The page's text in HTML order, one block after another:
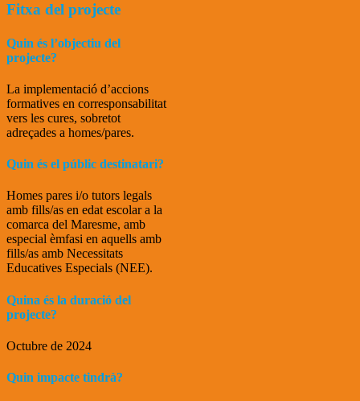
Fitxa del projecte
Quin és l’objectiu del
projecte?
La implementació d’accions
formatives en corresponsabilitat
vers les cures, sobretot
adreçades a homes/pares.
Quin és el públic destinatari?
Homes pares i/o tutors legals
amb fills/as en edat escolar a la
comarca del Maresme, amb
especial èmfasi en aquells amb
fills/as amb Necessitats
Educatives Especials (NEE).
Quina és la duració del
projecte?
Octubre de 2024
Quin impacte tindrà?